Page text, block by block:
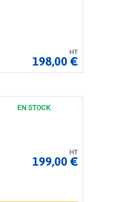
HT
198,00 €
EN STOCK
HT
199,00 €